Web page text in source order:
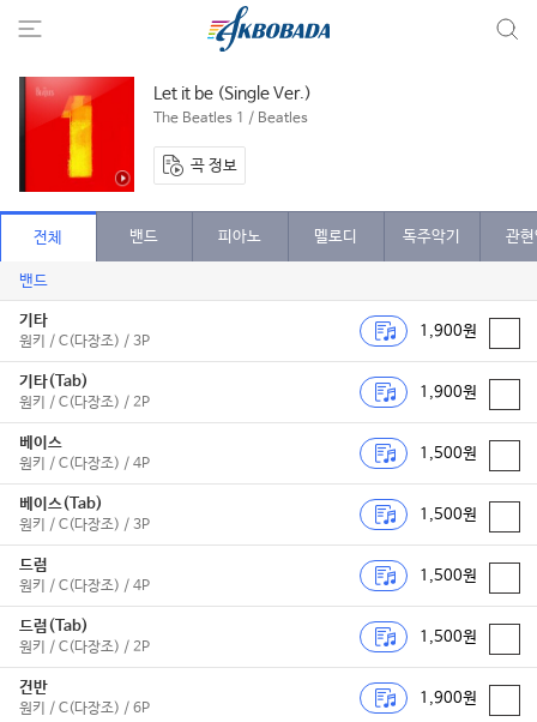
Let it be (Single Ver.)
The Beatles 1 / Beatles
곡 정보
전체 밴드 피아노 멜로디 독주악기 관
밴드
기타
원키 / C(다장조) / 3P
1,900원
기타(Tab)
원키 / C(다장조) / 2P
1,900원
베이스
원키 / C(다장조) / 4P
1,500원
베이스(Tab)
원키 / C(다장조) / 3P
1,500원
드럼
원키 / C(다장조) / 4P
1,500원
드럼(Tab)
원키 / C(다장조) / 2P
1,500원
건반
원키 / C(다장조) / 6P
1,900원